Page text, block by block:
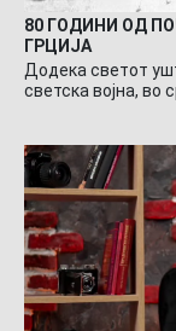
80 ГОДИНИ ОД
ГРЦИЈА
Додека светот
светска војна, во